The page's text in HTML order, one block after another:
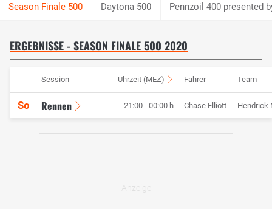
Daytona 500 Pennzoil 400 presented
ERGEBNISSE - SEASON FINALE 500 2020
Session Uhrzeit (MEZ) Fahrer Team
So Rennen 21:00 - 00:00 h Chase Elliott Hendrick